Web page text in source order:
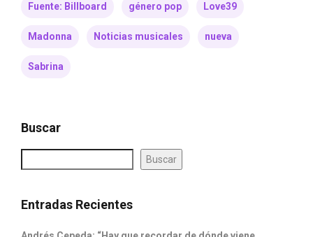
Fuente: Billboard género pop Love39
Madonna Noticias musicales nueva
Sabrina
Buscar
Buscar
Entradas Recientes